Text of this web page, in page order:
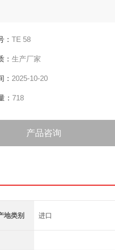
： TE 58
： 生产厂家
： 2025-10-20
： 718
产品咨询
地类别 进口